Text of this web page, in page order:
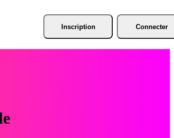
Inscription Connecter